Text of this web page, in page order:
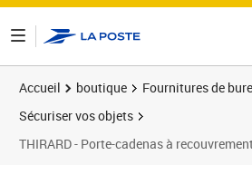
Accueil boutique
Fournitures de
Sécuriser vos objets
THIRARD - Porte-cadenas à